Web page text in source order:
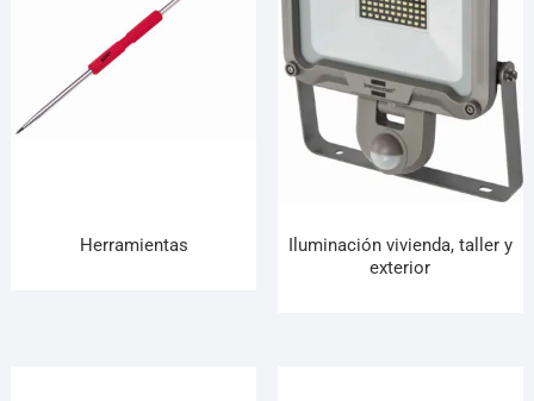
Herramientas
Iluminación vivienda, taller y
exterior